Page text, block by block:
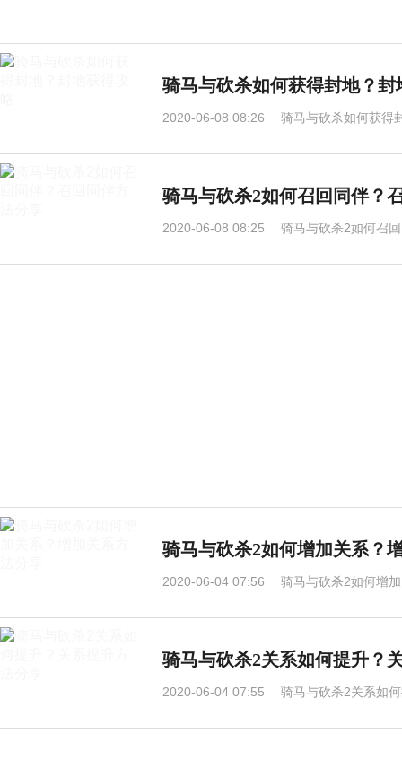
骑马与砍杀如何获得封地？封
2020-06-08 08:26 骑马与砍杀如何获得
骑马与砍杀2如何召回同伴？
2020-06-08 08:25 骑马与砍杀2如何召
骑马与砍杀2如何增加关系？
2020-06-04 07:56 骑马与砍杀2如何增
骑马与砍杀2关系如何提升？
2020-06-04 07:55 骑马与砍杀2关系如